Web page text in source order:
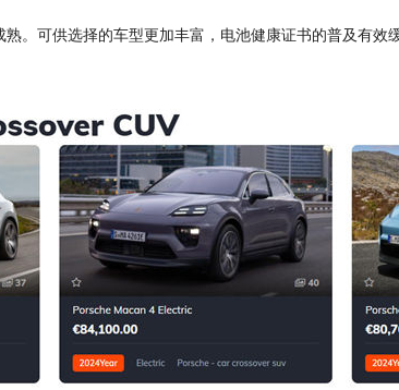
。可供选择的车型更加丰富，电池健康证书的普及有效